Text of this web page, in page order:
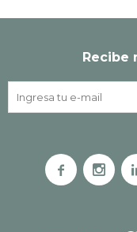
Recibe
 